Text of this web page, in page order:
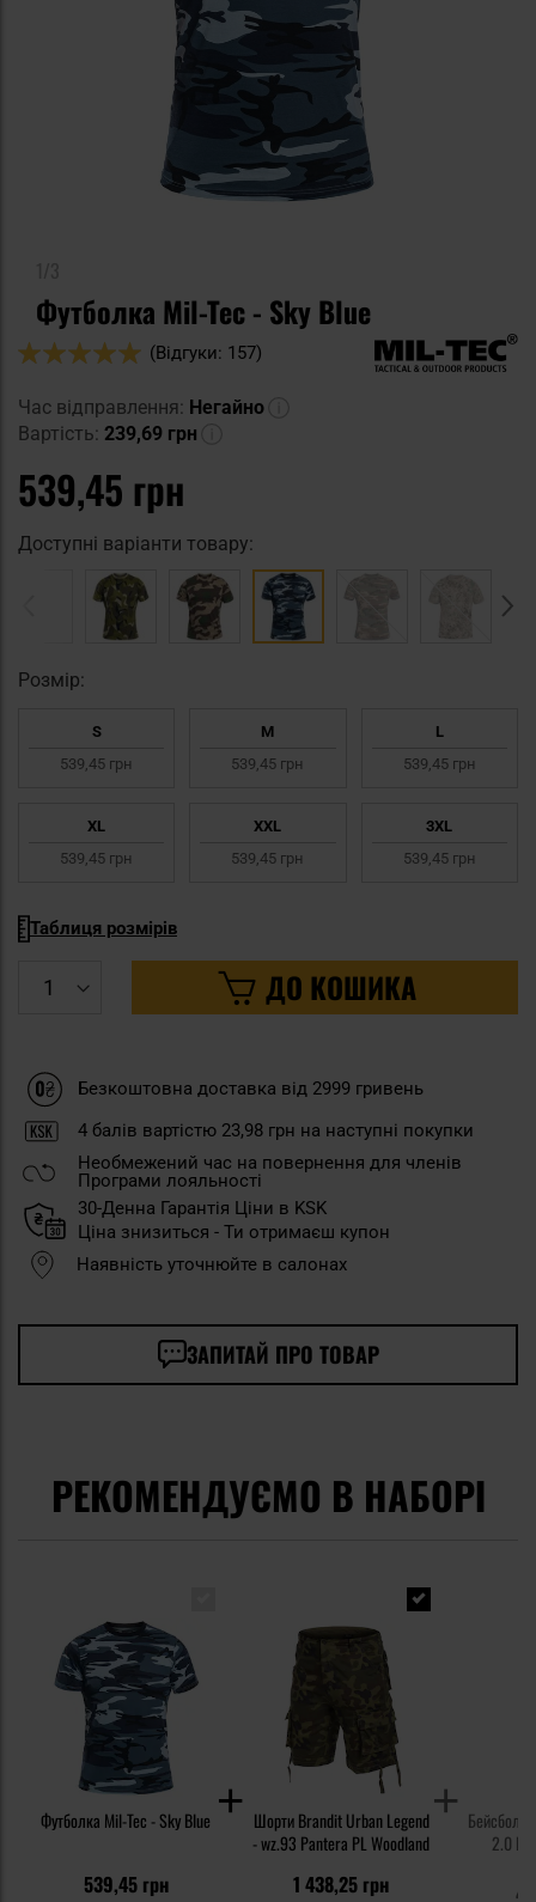
Футболка Mil-Tec - Sky Blue
Оцінка:
(Відгуки: 157)
Час відправлення: Негайно
Вартість: 239,69 грн
539,45 грн
Доступні варіанти товару:
Pозмір:
S
539,45 грн
M
539,45 грн
L
539,45 грн
XL
539,45 грн
XXL
539,45 грн
3XL
539,45 грн
Таблиця розмірів
ДО КОШИКА
Безкоштовна доставка від 2999 гривень
4 балів вартістю 23,98 грн на наступні покупки
Необмежений час на повернення для членів
Програми лояльності
30-Денна Гарантія Ціни в KSK
Ціна знизиться - Ти отримаєш купон
Наявність уточнюйте в салонах
ЗАПИТАЙ ПРО ТОВАР
РЕКОМЕНДУЄМО В НАБОРІ
Футболка Mil-Tec - Sky Blue
539,45 грн
Шорти Brandit Urban Legend
- wz.93 Pantera PL Woodland
1 438,25 грн
2.0